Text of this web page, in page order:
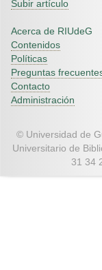
Subir artículo
Acerca de RIUdeG
Contenidos
Políticas
Preguntas
Contacto
Administración
© Universidad de
Universitario de
31 34